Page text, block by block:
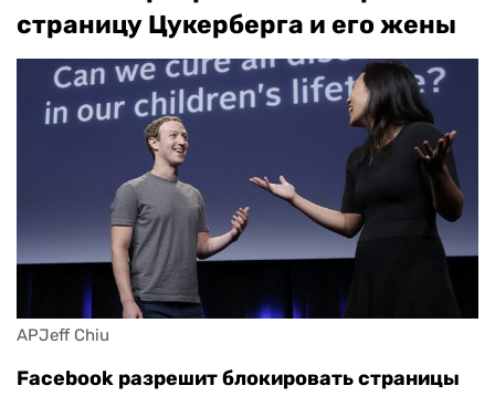
страницу Цукерберга и его жены
APJeff Chiu
Facebook разрешит блокировать страницы